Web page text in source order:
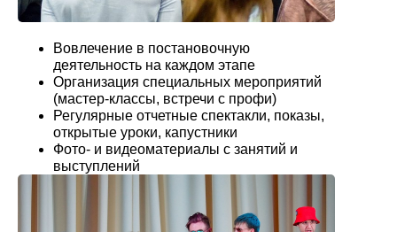
Вовлечение в постановочную
деятельность на каждом этапе
Организация специальных мероприятий
(мастер-классы, встречи с профи)
Регулярные отчетные спектакли, показы,
открытые уроки, капустники
Фото- и видеоматериалы с занятий и
выступлений